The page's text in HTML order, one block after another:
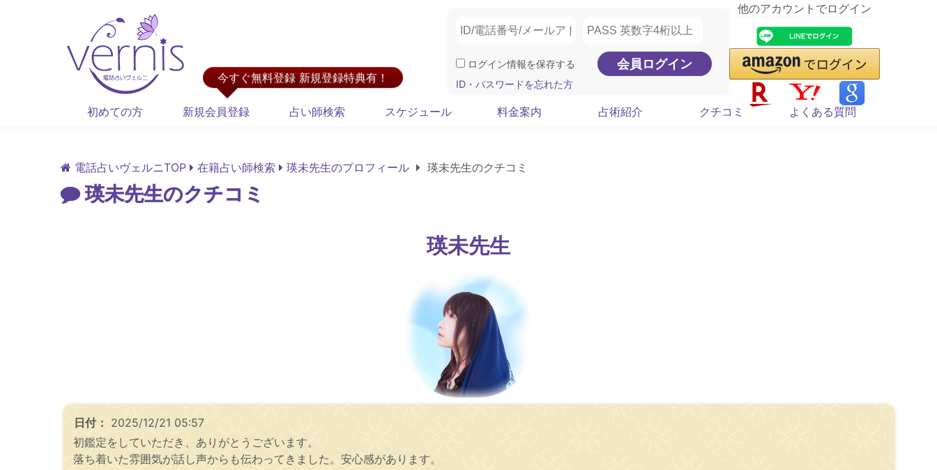
今すぐ無料登録 新規登録特典有！
ログイン情報を保存する
ID・パスワードを忘れた方
他のアカウントでログイン
初めての方 新規会員登録 占い師検索 スケジュール 料金案内 占術紹介 クチコミ よくある質問
電話占いヴェルニTOP 在籍占い師検索 瑛未先生のプロフィール 瑛未先生のクチコミ
瑛未先生のクチコミ
瑛未先生
日付： 2025/12/21 05:57
初鑑定をしていただき、ありがとうございます。
落ち着いた雰囲気が話し声からも伝わってきました。安心感があります。